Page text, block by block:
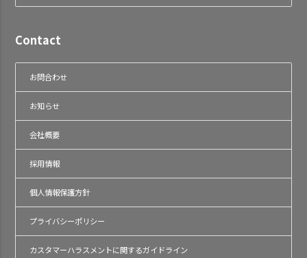
Contact
お問合わせ
お知らせ
会社概要
採用情報
個人情報保護方針
プライバシーポリシー
カスタマーハラスメントに関するガイドライン